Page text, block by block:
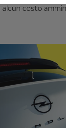
costo